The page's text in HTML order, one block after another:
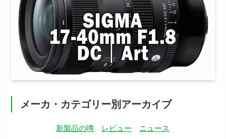
メーカ・カテゴリー別アーカイブ
新製品の噂 レビュー ニュース